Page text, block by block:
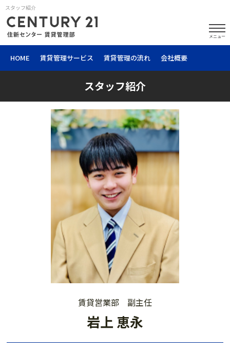
スタッフ紹介
メニュー
HOME 賃貸管理サービス 賃貸管理の流れ 会社概要
スタッフ紹介
賃貸営業部 副主任
岩上 恵永